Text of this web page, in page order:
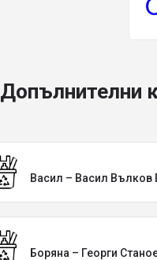
Допълнителни
Васил – Васил Вълков
Боряна – Георги